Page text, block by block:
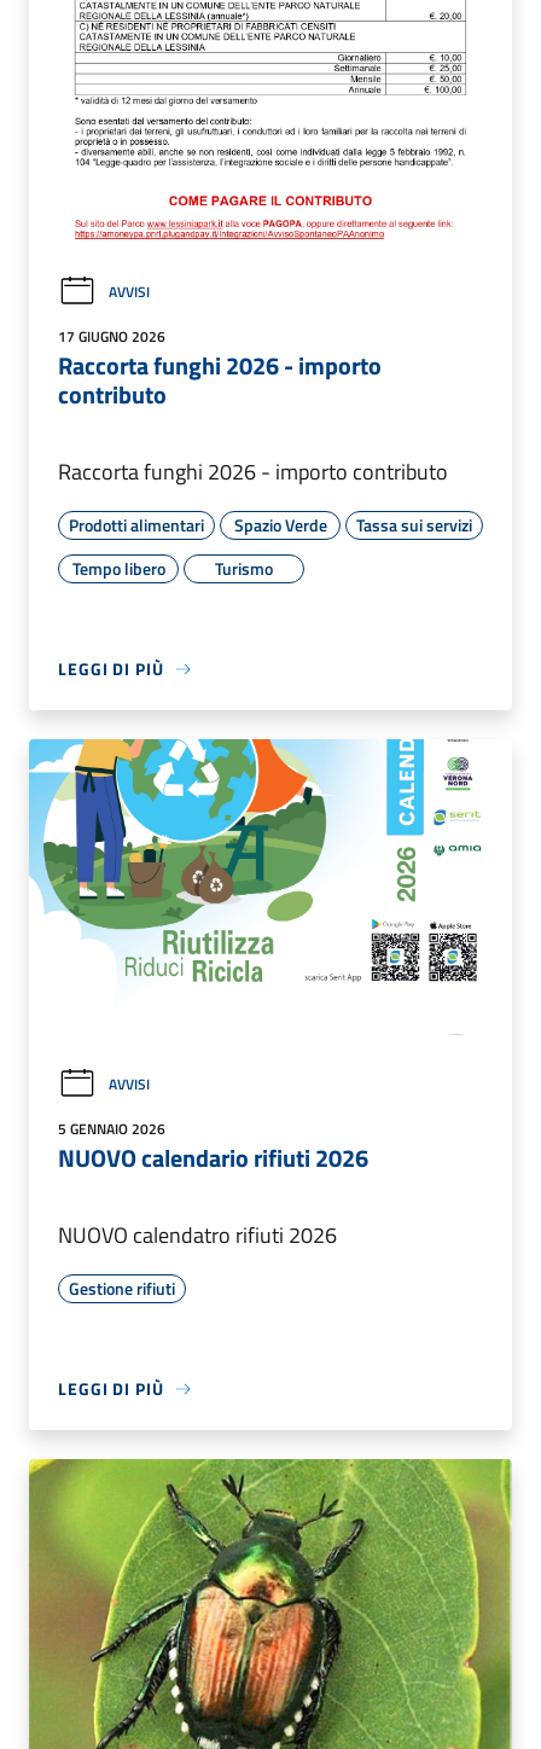
AVVISI
17 GIUGNO 2026
Raccorta funghi 2026 - importo
contributo
Raccorta funghi 2026 - importo contributo
Prodotti alimentari Spazio Verde
Tassa sui servizi
Tempo libero
Turismo
LEGGI DI PIÙ
AVVISI
5 GENNAIO 2026
NUOVO calendario rifiuti 2026
NUOVO calendatro rifiuti 2026
Gestione rifiuti
LEGGI DI PIÙ